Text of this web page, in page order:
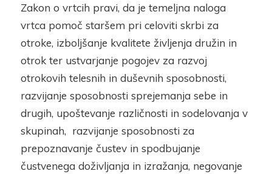
Zakon o vrtcih pravi, da je temeljna naloga
vrtca pomoč staršem pri celoviti skrbi za
otroke, izboljšanje kvalitete življenja družin in
otrok ter ustvarjanje pogojev za razvoj
otrokovih telesnih in duševnih sposobnosti,
razvijanje sposobnosti sprejemanja sebe in
drugih, upoštevanje različnosti in sodelovanja v
skupinah, razvijanje sposobnosti za
prepoznavanje čustev in spodbujanje
čustvenega doživljanja in izražanja, negovanje